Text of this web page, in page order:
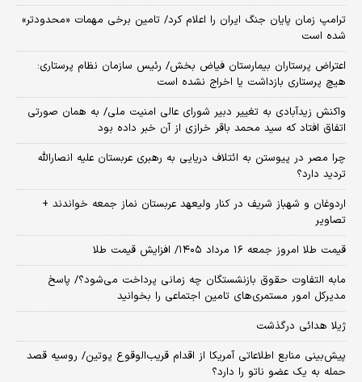
ترامپ زمان پایان جنگ ایران را اعلام کرد/ تامین برخی مهمات «محدودتر»
شده است
اعتراض پرستاران بیمارستان فیاض بخش/ رئیس سازمان نظام پرستاری:
هیچ پرستاری بازداشت یا اخراج نشده است
واکنش زیدآبادی به تغییر دبیر شورای عالی امنیت ملی/ به همان صورتی
اتفاق افتاد که سید محمد باقر خرازی از آن خبر داده بود
چرا مصر در پیوستن به ائتلاف دریایی به رهبری عربستان علیه انصارالله
تردید دارد؟
اردوغان و شهباز شریف در کنار ولیعهد عربستان نماز جمعه خواندند +
تصاویر
قیمت طلا امروز جمعه ۱۶ مرداد ۱۴۰۵/ افزایش قیمت طلا
مابه التفاوت حقوق بازنشستگان چه زمانی پرداخت می‌شود؟/ پاسخ
مدیرکل امور مستمری‌های تامین اجتماعی را بخوانید
ژیلا هدائی درگذشت
پیش‌بینی منابع اطلاعاتی آمریکا از اقدام قریب‌الوقوع پوتین/ روسیه قصد
حمله به یک عضو ناتو را دارد؟